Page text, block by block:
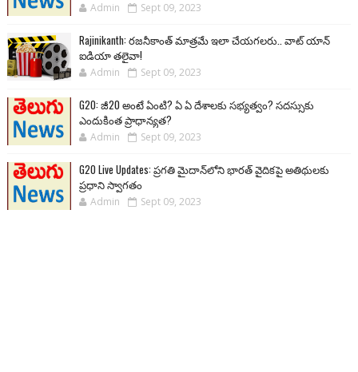
Admin Sept 09, 2023
Rajinikanth: రజనీకాంత్ మాత్రమే ఇలా చేయగలరు.. వాట్ యాన్
ఐడియా తలైవా!
Admin Sept 09, 2023
G20: జీ20 అంటే ఏంటి? ఏ ఏ దేశాలకు సభ్యత్వం? సదస్సుకు
ఎందుకింత ప్రాధాన్యత?
Admin Sept 09, 2023
G20 Live Updates: ప్రగతి మైదాన్‌లోని భారత్ వైదికపై అతిథులకు
ప్రధాని స్వాగతం
Admin Sept 09, 2023